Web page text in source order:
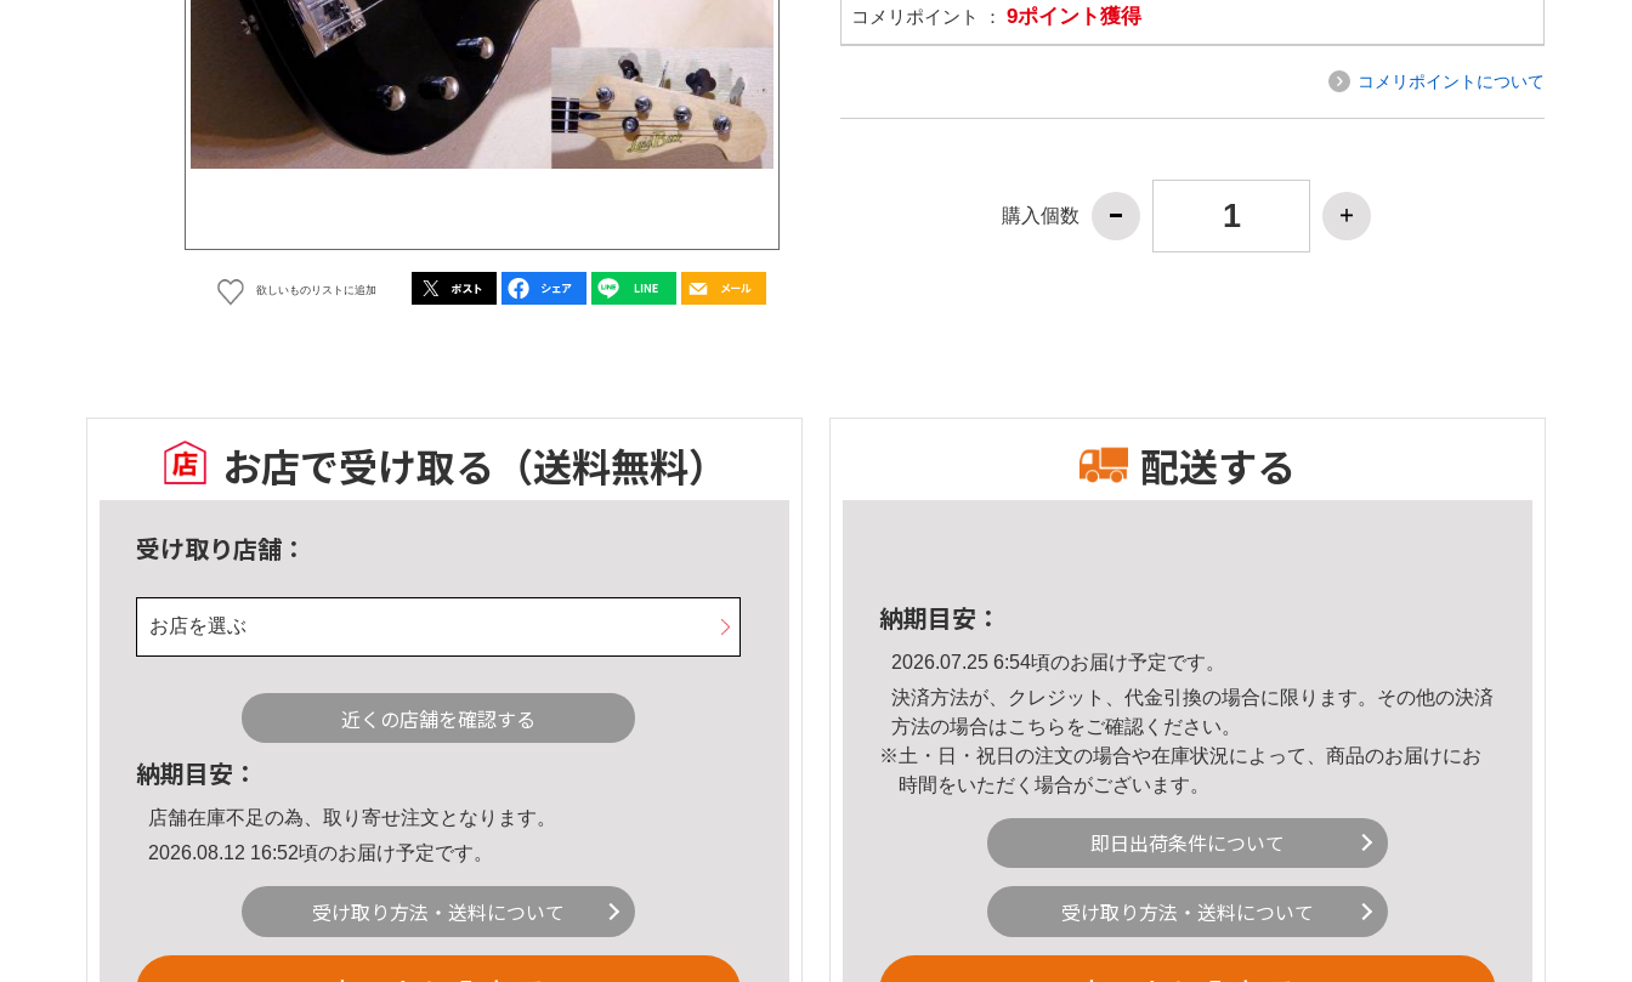
欲しいものリストに追加
コメリポイント ： 9ポイント獲得
コメリポイントについて
購入個数
お店で受け取る （送料無料）
受け取り店舗：
お店を選ぶ
近くの店舗を確認する
納期目安：
店舗在庫不足の為、取り寄せ注文となります。
2026.08.12 16:52頃のお届け予定です。
受け取り方法・送料について
配送する
納期目安：
2026.07.25 6:54頃のお届け予定です。
決済方法が、クレジット、代金引換の場合に限ります。その他の決済
方法の場合はこちら をご確認ください。
※土・日・祝日の注文の場合や在庫状況によって、商品のお届けにお
時間をいただく場合がございます。
即日出荷条件について
受け取り方法・送料について